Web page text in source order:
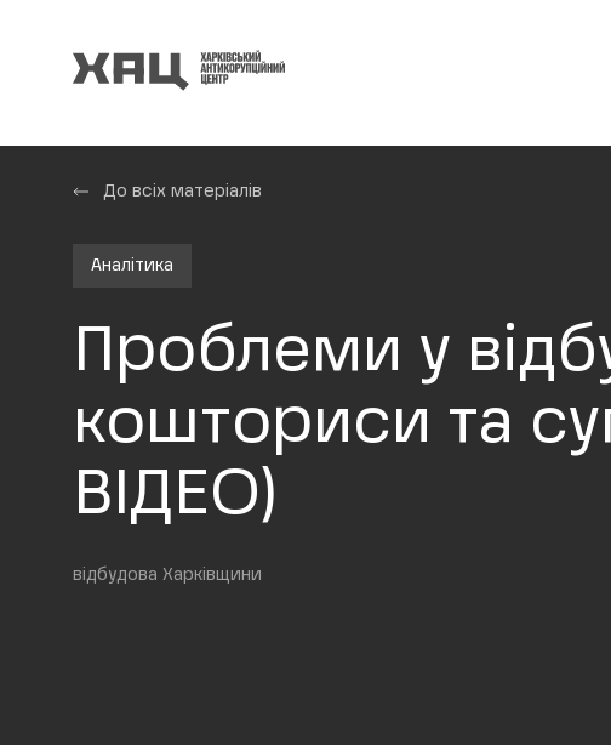
До всіх матеріалів
Аналітика
Проблеми у
кошториси та
ВІДЕО)
відбудова Харківщини